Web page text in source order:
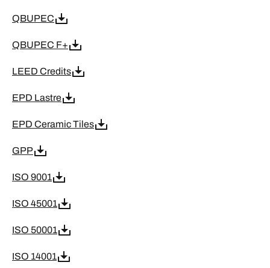
QBUPEC
QBUPEC F+
LEED Credits
EPD Lastre
EPD Ceramic Tiles
GPP
ISO 9001
ISO 45001
ISO 50001
ISO 14001